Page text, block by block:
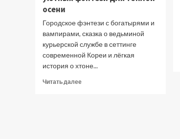
осени
Городское фэнтези с богатырями и
вампирами, сказка о ведьминой
курьерской службе в сеттинге
современной Кореи и лёгкая
история о хтоне...
Читать далееПрочитать